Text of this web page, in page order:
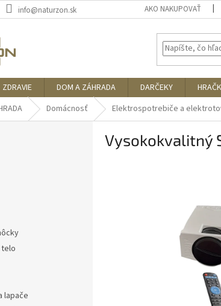
info@naturzon.sk AKO NAKUPOVAŤ
ZDRAVIE DOM A ZÁHRADA DARČEKY
Domácnosť Elektrospotrebiče a
lapače
Vysokokvalitný